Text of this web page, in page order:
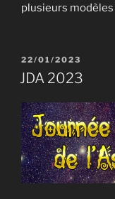
plusieurs
PUBLIÉ
LE
22/01/2023
JDA 2023